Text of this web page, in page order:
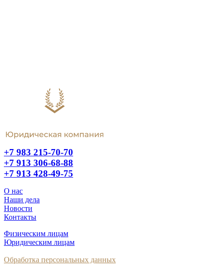
+7 983 215-70-70
+7 913 306-68-88
+7 913 428-49-75
О нас
Наши дела
Новости
Контакты
Физическим лицам
Юридическим лицам
Обработка персональных данных